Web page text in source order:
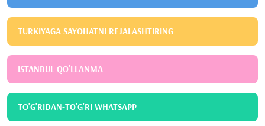
TURKIYAGA SAYOHATNI REJALASHTIRING
ISTANBUL QO'LLANMA
TO'G'RIDAN-TO'G'RI WHATSAPP